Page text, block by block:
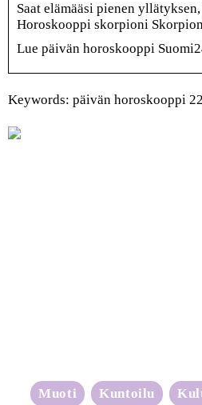
Saat elämääsi pienen
Horoskooppi skorpioni
Lue päivän horoskooppi
Keywords: päivän horoskooppi
Muoti Kuntoilu